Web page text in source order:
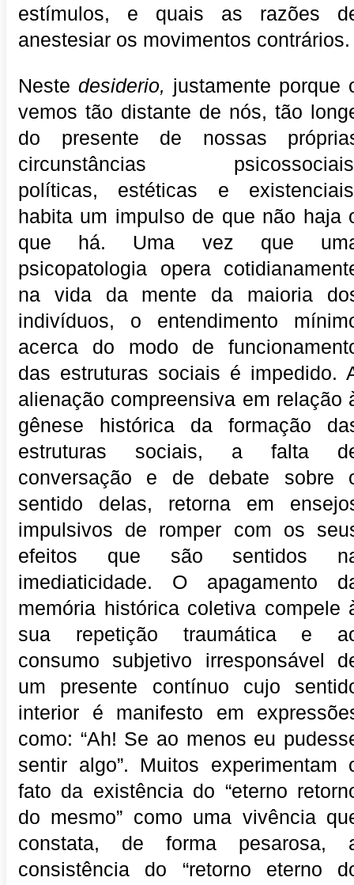
estímulos, e quais as razões
anestesiar os movimentos contrários.
Neste desiderio, justamente porque
vemos tão distante de nós, tão
do presente de nossas
circunstâncias
políticas, estéticas e
habita um impulso de que não haja
que há. Uma vez que
psicopatologia opera
na vida da mente da maioria
indivíduos, o entendimento
acerca do modo de
das estruturas sociais é impedido.
alienação compreensiva em relação
gênese histórica da formação
estruturas sociais, a falta
conversação e de debate sobre
sentido delas, retorna em
impulsivos de romper com os
efeitos que são sentidos
imediaticidade. O apagamento
memória histórica coletiva compele
sua repetição traumática e
consumo subjetivo irresponsável
um presente contínuo cujo
interior é manifesto em
como: “Ah! Se ao menos eu
sentir algo”. Muitos experimentam
fato da existência do “eterno
do mesmo” como uma vivência
constata, de forma pesarosa,
consistência do “retorno eterno